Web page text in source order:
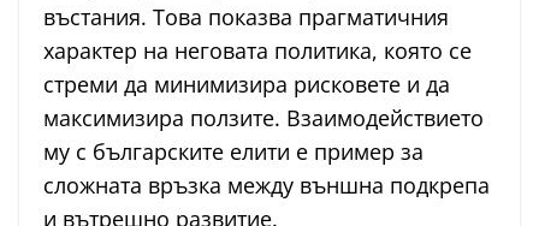
въстания. Това показва прагматичния
характер на неговата политика, която се
стреми да минимизира рисковете и да
максимизира ползите. Взаимодействието
му с българските елити е пример за
сложната връзка между външна подкрепа
и вътрешно развитие.